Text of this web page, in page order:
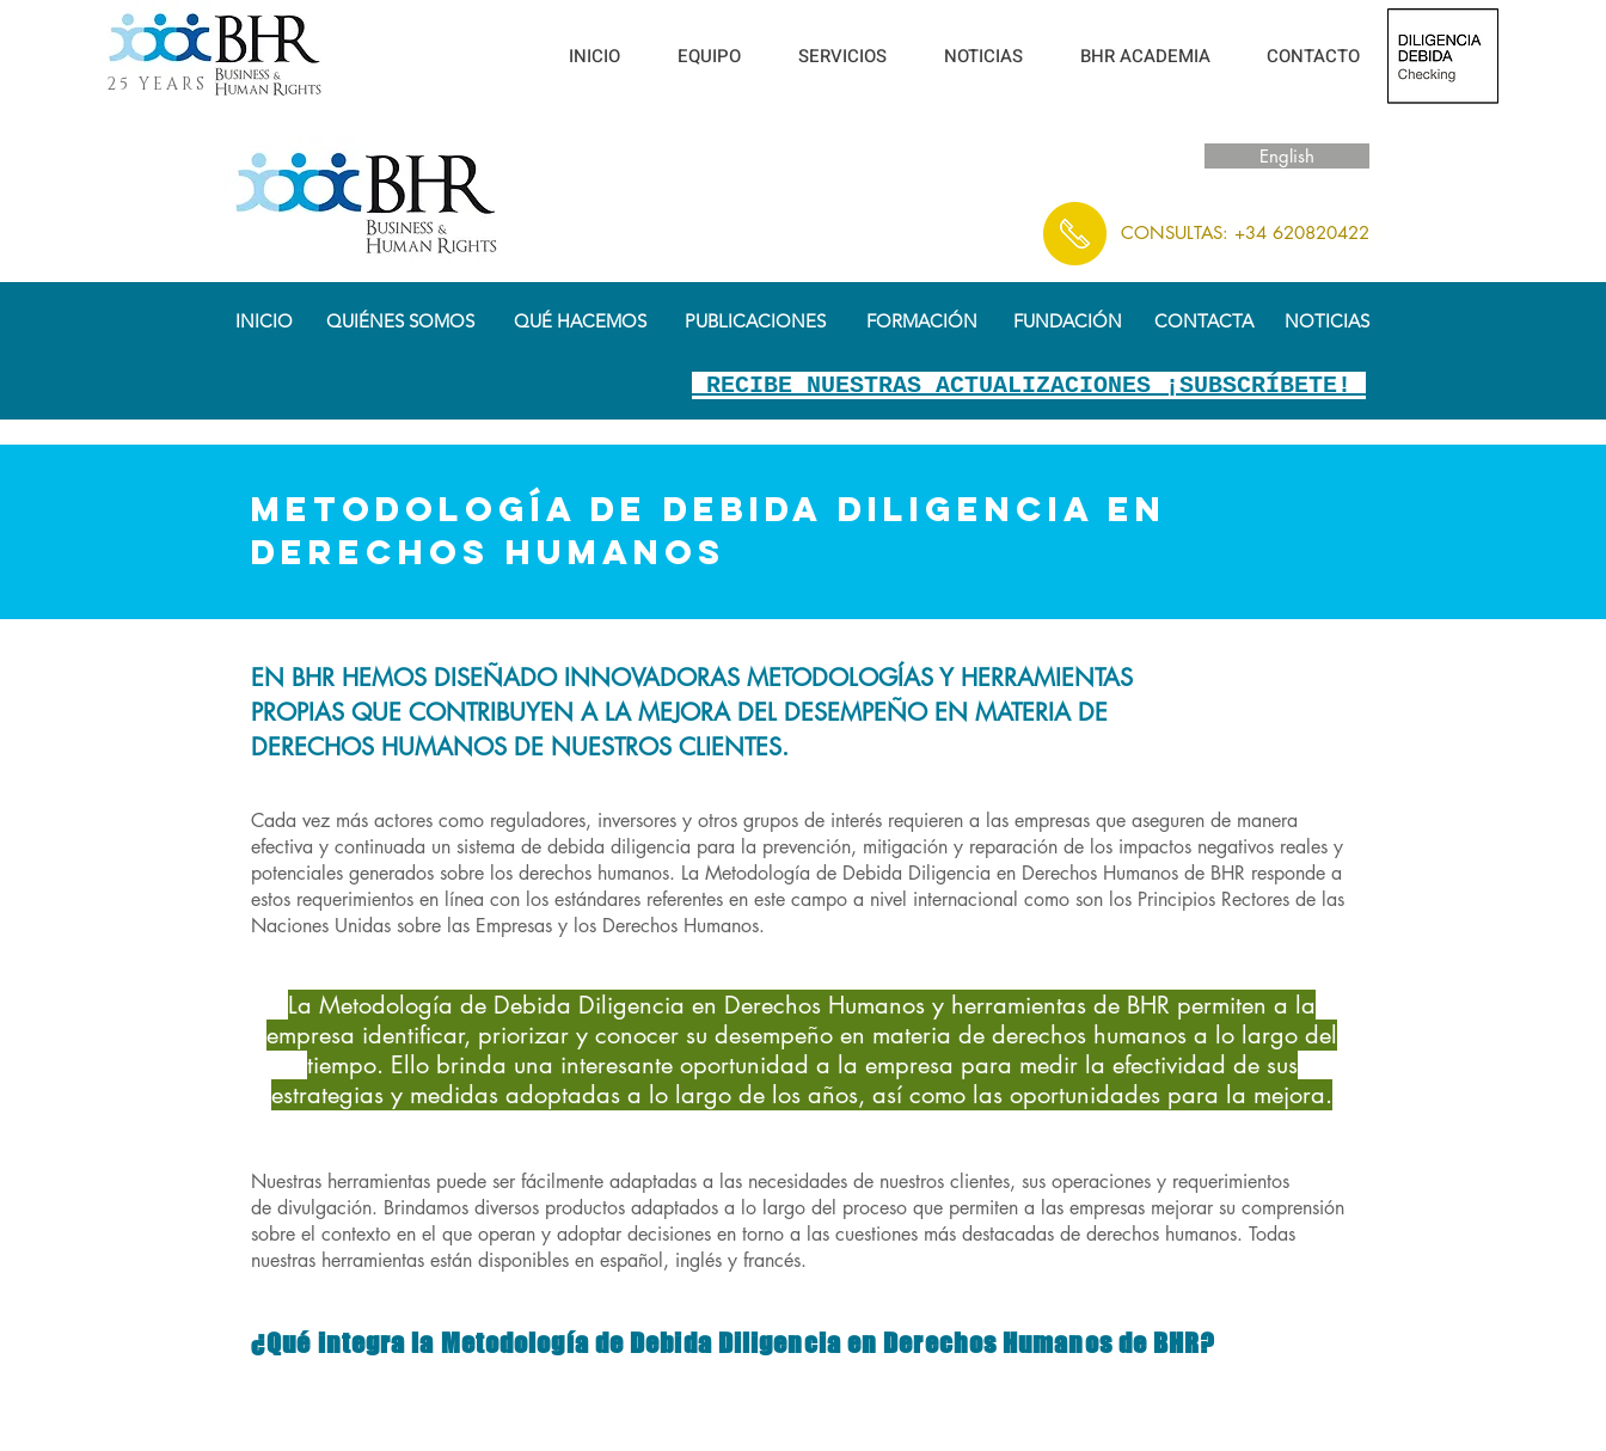
25 YEARS
INICIO EQUIPO SERVICIOS NOTICIAS BHR ACADEMIA CONTACTO
English
CONSULTAS: +34 620820422
INICIO QUIÉNES SOMOS QUÉ HACEMOS PUBLICACIONES FORMACIÓN FUNDACIÓN CONTACTA NOTICIAS
RECIBE NUESTRAS ACTUALIZACIONES ¡SUBSCRÍBETE!
metodología de debida diligencia EN
DERECHOS HUMANOS
EN BHR HEMOS DISEÑADO INNOVADORAS METODOLOGÍAS Y HERRAMIENTAS
PROPIAS QUE CONTRIBUYEN A LA MEJORA DEL DESEMPEÑO EN MATERIA DE
DERECHOS HUMANOS DE NUESTROS CLIENTES.
Cada vez más actores como reguladores, inversores y otros grupos de interés requieren a las empresas que aseguren de manera
efectiva y continuada un sistema de debida diligencia para la prevención, mitigación y reparación de los impactos negativos reales y
potenciales generados sobre los derechos humanos. La Metodología de Debida Diligencia en Derechos Humanos de BHR responde a
estos requerimientos en línea con los estándares referentes en este campo a nivel internacional como son los Principios Rectores de las
Naciones Unidas sobre las Empresas y los Derechos Humanos.
La Metodología de Debida Diligencia en Derechos Humanos y herramientas de BHR permiten a la
empresa identificar, priorizar y conocer su desempeño en materia de derechos humanos a lo largo del
tiempo. Ello brinda una interesante oportunidad a la empresa para medir la efectividad de sus
estrategias y medidas adoptadas a lo largo de los años, así como las oportunidades para la mejora.
Nuestras herramientas puede ser fácilmente adaptadas a las necesidades de nuestros clientes, sus operaciones y requerimientos
de divulgación. Brindamos diversos productos adaptados a lo largo del proceso que permiten a las empresas mejorar su comprensión
sobre el contexto en el que operan y adoptar decisiones en torno a las cuestiones más destacadas de derechos humanos. Todas
nuestras herramientas están disponibles en español, inglés y francés.
¿Qué integra la Metodología de Debida Diligencia en Derechos Humanos de BHR?